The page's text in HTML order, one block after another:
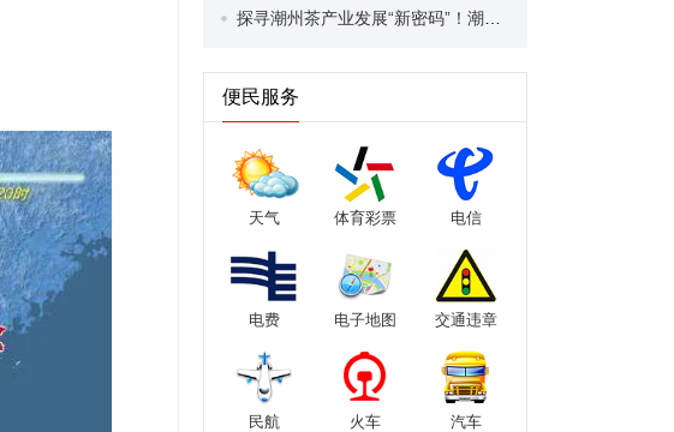
便民服务
天气 体育彩票 电信
电费 电子地图 交通违章
民航 火车 汽车